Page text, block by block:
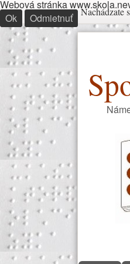
Webová stránka
Ok
Odmietnuť